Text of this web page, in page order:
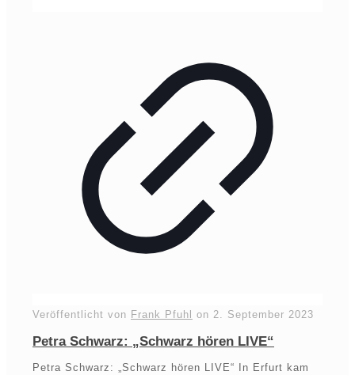
Veröffentlicht von Frank Pfuhl on 2. September 2023
Petra Schwarz: „Schwarz hören LIVE“
Petra Schwarz: „Schwarz hören LIVE“ In Erfurt kam